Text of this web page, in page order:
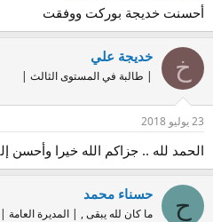
أحسنت خديجة بوركت ووفقت
خ خديجة علي
| طالبة في المستوى الثالث |
23 يوليو 2018
الحمد لله .. جزاكم الله خيرا وأحسن
ح حسناء محمد
ما كان لله يبقى , | المديرة العامة |